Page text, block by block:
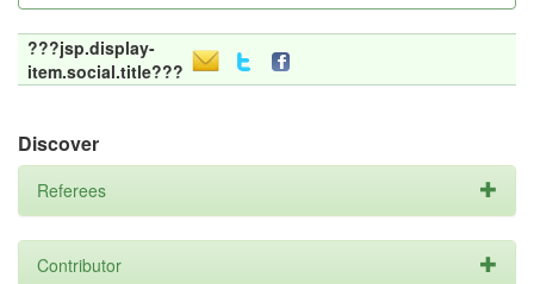
???jsp.display-
item.social.title???
Discover
Referees
Contributor